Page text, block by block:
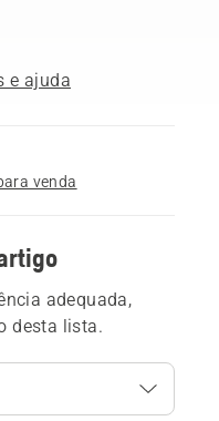
e ajuda
venda
adequada,
desta lista.